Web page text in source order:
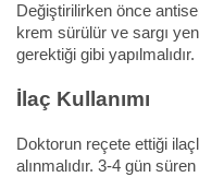
Değiştirilirken önce
krem sürülür ve sargı
gerektiği gibi yapılmalıdır.
İlaç Kullanımı
Doktorun reçete ettiği
alınmalıdır. 3-4 gün